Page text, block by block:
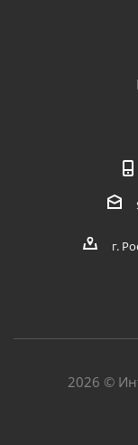
г.
2026 ©